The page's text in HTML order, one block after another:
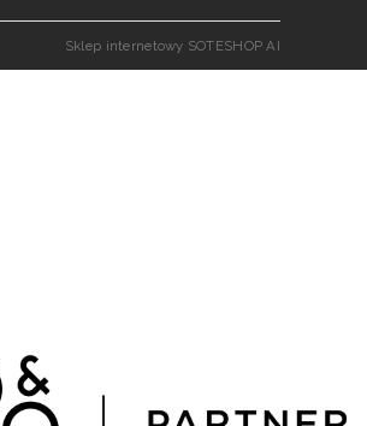
Sklep internetowy SOTESHOP AI